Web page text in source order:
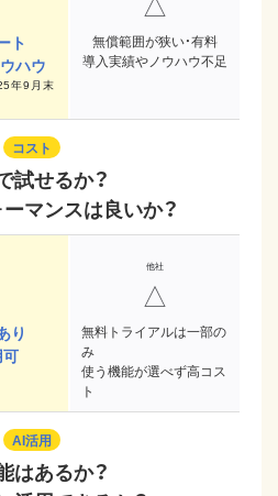
ト
ハウ
年9月末
無償範囲が狭い・有料
導入実績やノウハウ不足
コスト
試せるか？
マンスは良いか？
り
△
無料トライアルは一部の
み
使う機能が選べず高コス
ト
AI活用
はあるか？